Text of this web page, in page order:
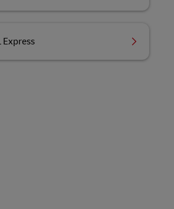
Express